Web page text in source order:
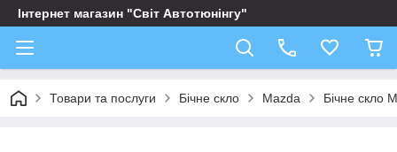
Інтернет магазин "Світ Автотюнінгу"
Товари та послуги Бічне скло Mazda Бічне скло